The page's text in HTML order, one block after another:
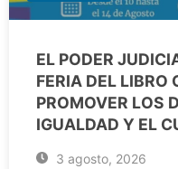
EL PODER
FERIA DEL LIBRO
PROMOVER LOS
IGUALDAD Y EL
3 agosto, 2026